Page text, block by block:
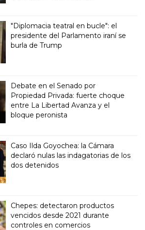
"Diplomacia teatral en bucle": el
presidente del Parlamento iraní se
burla de Trump
Debate en el Senado por
Propiedad Privada: fuerte choque
entre La Libertad Avanza y el
bloque peronista
Caso Ilda Goyochea: la Cámara
declaró nulas las indagatorias de los
dos detenidos
Chepes: detectaron productos
vencidos desde 2021 durante
controles en comercios